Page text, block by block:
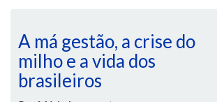
A má gestão, a crise do
milho e a vida dos
brasileiros